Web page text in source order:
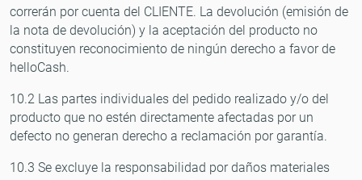
correrán por cuenta del CLIENTE. La devolución (emisión de
la nota de devolución) y la aceptación del producto no
constituyen reconocimiento de ningún derecho a favor de
helloCash.
10.2 Las partes individuales del pedido realizado y/o del
producto que no estén directamente afectadas por un
defecto no generan derecho a reclamación por garantía.
10.3 Se excluye la responsabilidad por daños materiales